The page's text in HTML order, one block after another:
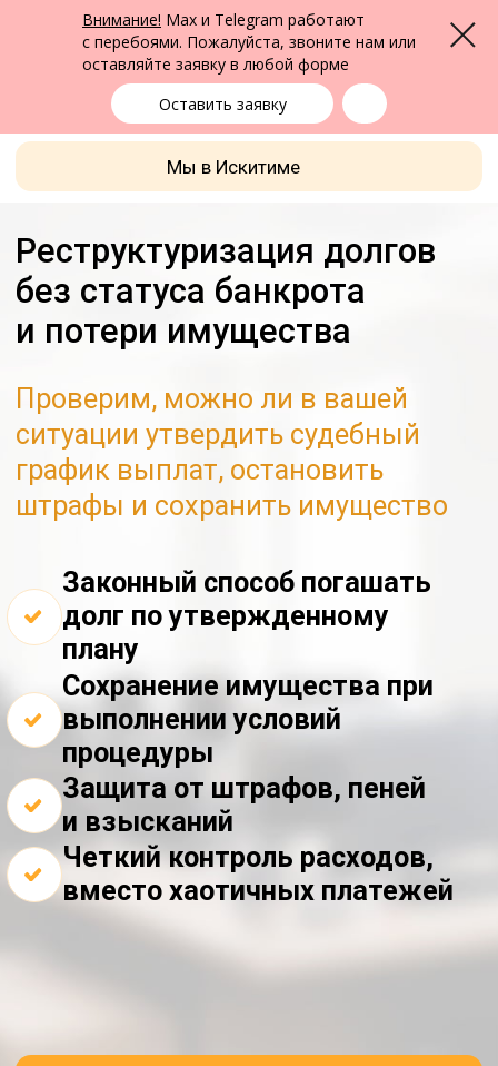
Внимание! Max и Telegram работают
с перебоями. Пожалуйста, звоните нам или
оставляйте заявку в любой форме
Оставить заявку
Меню
Мы в Искитиме
Юридическая помощь в Бердске
ФПК Альтернатива
Бердск
выбрать город
+7 (383) 322-24-65
Законный способ погашать
долг по утвержденному
плану
Сохранение имущества при
выполнении условий
и взысканий
Четкий контроль расходов,
вместо хаотичных платежей
Реструктуризация долгов
и потери имущества
Проверим, можно ли в вашей
ситуации утвердить судебный
график выплат, остановить
ОСТАВИТЬ ЗАЯВКУ